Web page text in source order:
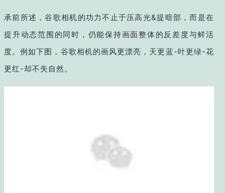
承前所述，谷歌相机的功力不止于压高光&提暗部，而是在
提升动态范围的同时，仍能保持画面整体的反差度与鲜活
度。例如下图，谷歌相机的画风更漂亮，天更蓝-叶更绿-花
更红-却不失自然。